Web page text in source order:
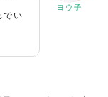
でい
ヨウ子